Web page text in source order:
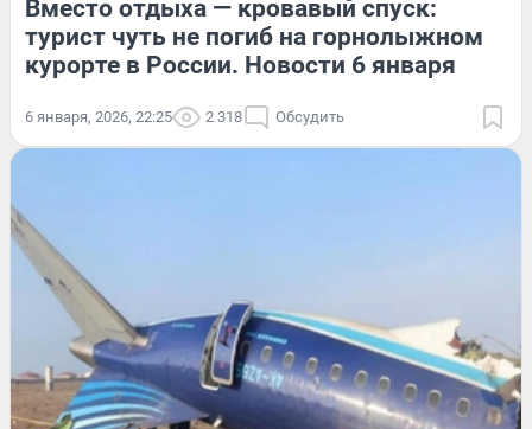
Вместо отдыха — кровавый спуск:
турист чуть не погиб на горнолыжном
курорте в России. Новости 6 января
6 января, 2026, 22:25 2 318 Обсудить